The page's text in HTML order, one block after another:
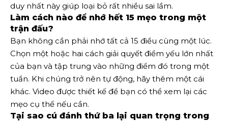
duy nhất này giúp loại bỏ rất nhiều sai lầm.
Làm cách nào để nhớ hết 15 mẹo trong một
trận đấu?
Bạn không cần phải nhớ tất cả 15 điều cùng một lúc.
Chọn một hoặc hai cách giải quyết điểm yếu lớn nhất
của bạn và tập trung vào những điểm đó trong một
tuần. Khi chúng trở nên tự động, hãy thêm một cái
khác. Video được thiết kế để bạn có thể xem lại các
mẹo cụ thể nếu cần.
Tại sao cú đánh thứ ba lại quan trọng trong